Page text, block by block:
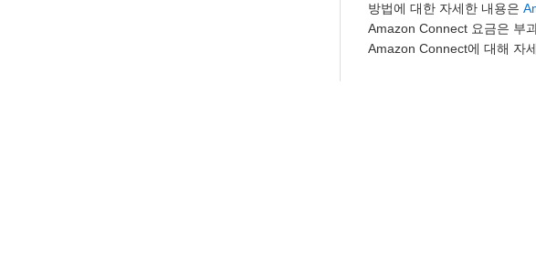
방법에 대한 자세한 내용은
Amazon Connect 요금은 부
Amazon Connect에 대해 자